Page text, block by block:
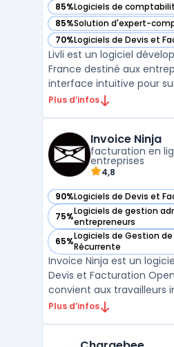
85%Logiciels de
— voir Livli dans cette
85%Solution d'expert-
— voir Livli dans cette
70%Logiciels de Devis et
— voir Livli dans cette
Livli est un logiciel
France destiné aux
interface intuitive pour
gérer les factures et
propose une assistance
Plus d’infos
Invoice Ninja
facturation en
entreprises
4,8
90%Logiciels de Devis et
— voir Invoice Ninja dans
75%Logiciels de gestion
entrepreneurs
— voir Invoice Ninja dans
65%Logiciels de Gestion
Récurrente
— voir Invoice Ninja dans
Invoice Ninja est un
Devis et Facturation
convient aux travailleurs
aux petites entreprises. Il
Plus d’infos